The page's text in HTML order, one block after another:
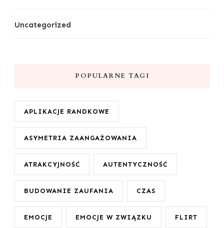
Uncategorized
POPULARNE TAGI
APLIKACJE RANDKOWE
ASYMETRIA ZAANGAŻOWANIA
ATRAKCYJNOŚĆ AUTENTYCZNOŚĆ
BUDOWANIE ZAUFANIA CZAS
EMOCJE EMOCJE W ZWIĄZKU FLIRT